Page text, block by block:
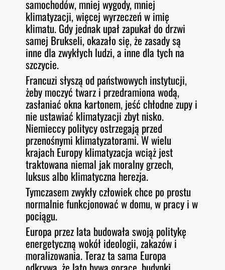
samochodów, mniej wygody, mniej
klimatyzacji, więcej wyrzeczeń w imię
klimatu. Gdy jednak upał zapukał do drzwi
samej Brukseli, okazało się, że zasady są
inne dla zwykłych ludzi, a inne dla tych na
szczycie.
Francuzi słyszą od państwowych instytucji,
żeby moczyć twarz i przedramiona wodą,
zasłaniać okna kartonem, jeść chłodne zupy i
nie ustawiać klimatyzacji zbyt nisko.
Niemieccy politycy ostrzegają przed
przenośnymi klimatyzatorami. W wielu
krajach Europy klimatyzacja wciąż jest
traktowana niemal jak moralny grzech,
luksus albo klimatyczna herezja.
Tymczasem zwykły człowiek chce po prostu
normalnie funkcjonować w domu, w pracy i w
pociągu.
Europa przez lata budowała swoją politykę
energetyczną wokół ideologii, zakazów i
moralizowania. Teraz ta sama Europa